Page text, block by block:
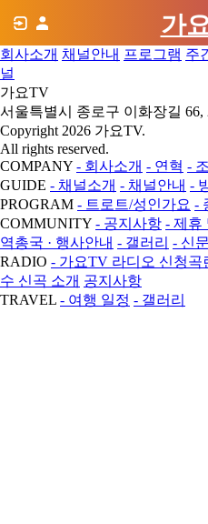
가
회사소개 채널안내 프로그램 주
널
가요TV
서울특별시 종로구 이화장길
Copyright 2026 가요TV.
All rights reserved.
COMPANY - 회사소개 - 연혁 -
GUIDE - 채널소개 - 채널안내 -
PROGRAM - 트로트/성인가요 -
COMMUNITY - 공지사항 - 제휴
역총국 · 행사안내 - 갤러리 - 신
RADIO - 가요TV 라디오 신청곡
수 신곡 소개 공지사항
TRAVEL - 여행 일정 - 갤러리